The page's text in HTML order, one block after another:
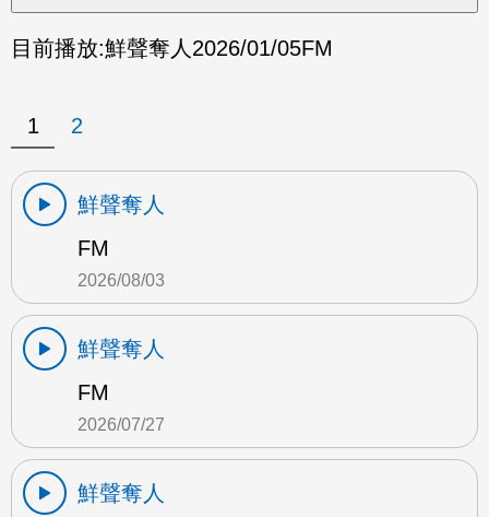
目前播放:鮮聲奪人2026/01/05FM
1 2
鮮聲奪人
FM
2026/08/03
鮮聲奪人
FM
2026/07/27
鮮聲奪人